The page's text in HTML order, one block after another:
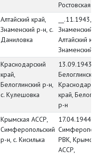
Ростовская обл.
Алтайский край,
Знаменский р-н, с.
Даниловка
__.11.1943,
Знаменский РВК,
Алтайский край,
Знаменский р-н
Краснодарский
край,
Белоглинский р-н,
с. Кулешовка
13.09.1943,
Белоглинский
Краснодарский
край,
р-н
Крымская АССР,
Симферопольский
р-н, с. Кисилька
17.04.1944,
РВК, Крымская
АССР,